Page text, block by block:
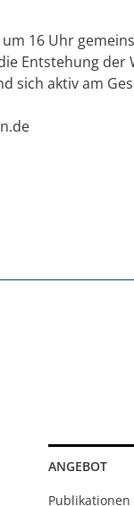
16 Uhr
Entstehung
sich aktiv am
ANGEBOT
Publikationen